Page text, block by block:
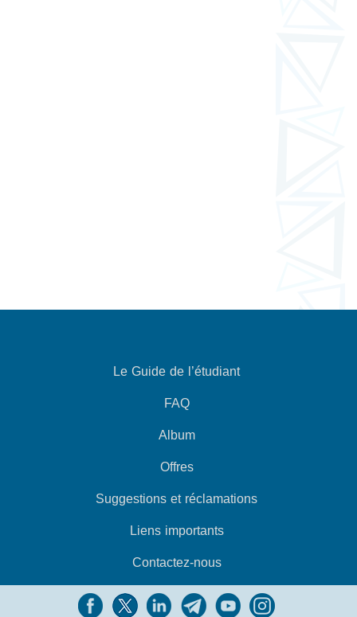
Le Guide de l’étudiant
FAQ
Album
Offres
Suggestions et réclamations
Liens importants
Contactez-nous